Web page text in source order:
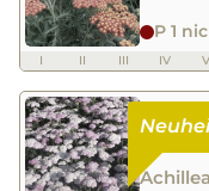
P 1
I II III IV V